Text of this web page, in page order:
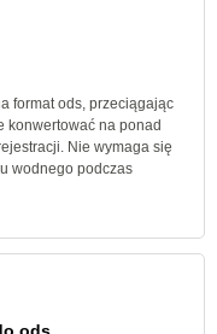
format ods, przeciągając
konwertować na ponad
Nie wymaga się
wodnego podczas